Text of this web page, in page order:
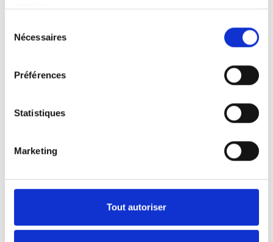
Nécessaires
Préférences
Statistiques
Marketing
Tout autoriser
dans les transports en commun.
Peut être attaché verticalement et relié à
la boucle de poitrine pour être attaché sur
Ne nécessite aucun changement du siège
Convient à tous les sièges avec un espace
entre l'assise et le dossier
avec un dossier stable
Marquage CE
Prenez contact avec le distributeur le